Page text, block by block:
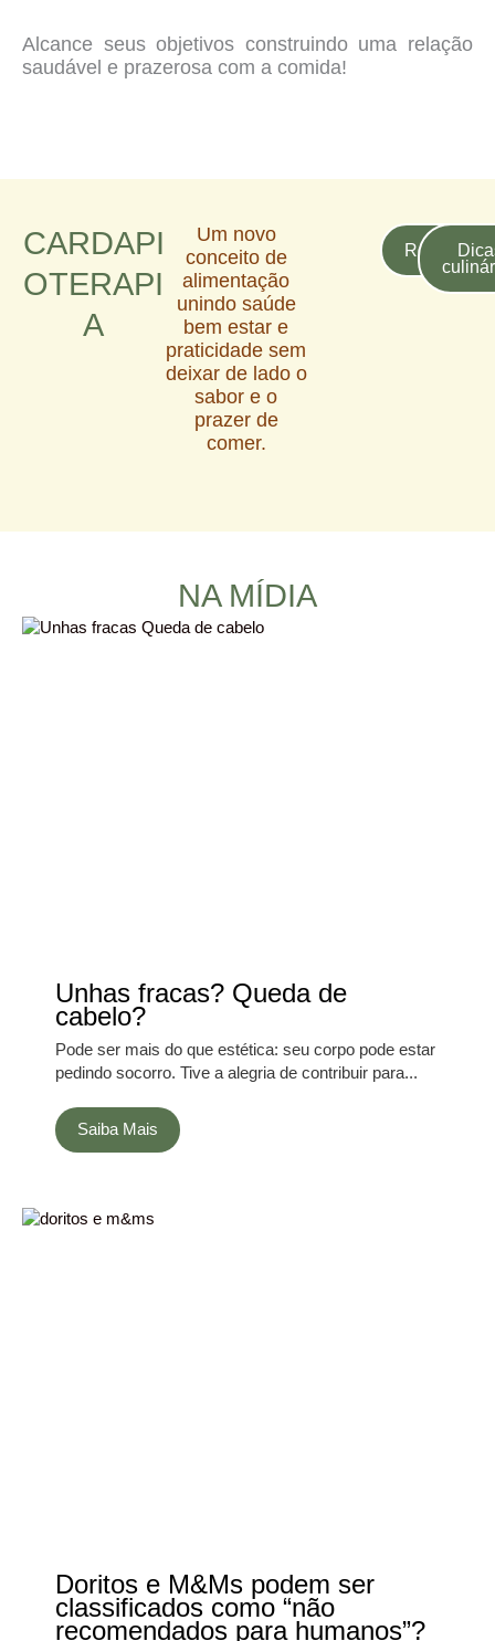
Alcance seus objetivos construindo uma relação
saudável e prazerosa com a comida!
CARDAPI
OTERAPI
A
Um novo
conceito de
alimentação
unindo saúde
bem estar e
praticidade sem
deixar de lado o
sabor e o
prazer de
comer.
Receitas
NA MÍDIA
Unhas fracas? Queda de
cabelo?
Pode ser mais do que estética: seu corpo pode estar
pedindo socorro. Tive a alegria de contribuir para...
Saiba Mais
Doritos e M&Ms podem ser
classificados como “não
recomendados para humanos”?